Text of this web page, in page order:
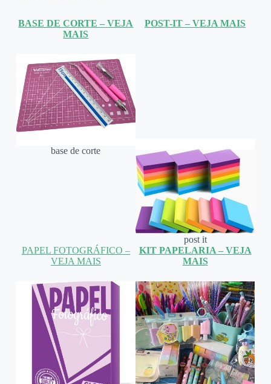
BASE DE CORTE – VEJA
MAIS
base de corte
POST-IT – VEJA MAIS
post it
PAPEL FOTOGRÁFICO –
VEJA MAIS
KIT PAPELARIA – VEJA
MAIS